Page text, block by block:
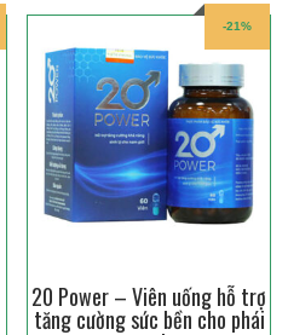
-21%
20 Power – Viên uống hỗ trợ
tăng cường sức bền cho phái